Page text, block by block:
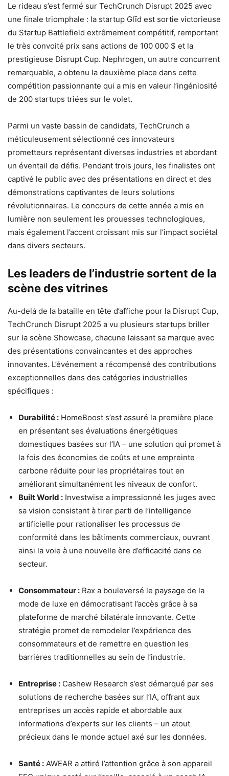
Le rideau s’est fermé sur TechCrunch Disrupt 2025 avec
une finale triomphale : la startup Glīd est sortie victorieuse
du Startup Battlefield extrêmement compétitif, remportant
le très convoité prix sans actions de 100 000 $ et la
prestigieuse Disrupt Cup. Nephrogen, un autre concurrent
remarquable, a obtenu la deuxième place dans cette
compétition passionnante qui a mis en valeur l’ingéniosité
de 200 startups triées sur le volet.
Parmi un vaste bassin de candidats, TechCrunch a
méticuleusement sélectionné ces innovateurs
prometteurs représentant diverses industries et abordant
un éventail de défis. Pendant trois jours, les finalistes ont
captivé le public avec des présentations en direct et des
démonstrations captivantes de leurs solutions
révolutionnaires. Le concours de cette année a mis en
lumière non seulement les prouesses technologiques,
mais également l’accent croissant mis sur l’impact sociétal
dans divers secteurs.
Les leaders de l’industrie sortent de la
scène des vitrines
Au-delà de la bataille en tête d’affiche pour la Disrupt Cup,
TechCrunch Disrupt 2025 a vu plusieurs startups briller
sur la scène Showcase, chacune laissant sa marque avec
des présentations convaincantes et des approches
innovantes. L’événement a récompensé des contributions
exceptionnelles dans des catégories industrielles
spécifiques :
Durabilité : HomeBoost s’est assuré la première place
en présentant ses évaluations énergétiques
domestiques basées sur l’IA – une solution qui promet à
la fois des économies de coûts et une empreinte
carbone réduite pour les propriétaires tout en
améliorant simultanément les niveaux de confort.
Built World : Investwise a impressionné les juges avec
sa vision consistant à tirer parti de l’intelligence
artificielle pour rationaliser les processus de
conformité dans les bâtiments commerciaux, ouvrant
ainsi la voie à une nouvelle ère d’efficacité dans ce
secteur.
Consommateur : Rax a bouleversé le paysage de la
mode de luxe en démocratisant l’accès grâce à sa
plateforme de marché bilatérale innovante. Cette
stratégie promet de remodeler l’expérience des
consommateurs et de remettre en question les
barrières traditionnelles au sein de l’industrie.
Entreprise : Cashew Research s’est démarqué par ses
solutions de recherche basées sur l’IA, offrant aux
entreprises un accès rapide et abordable aux
informations d’experts sur les clients – un atout
précieux dans le monde actuel axé sur les données.
Santé : AWEAR a attiré l’attention grâce à son appareil